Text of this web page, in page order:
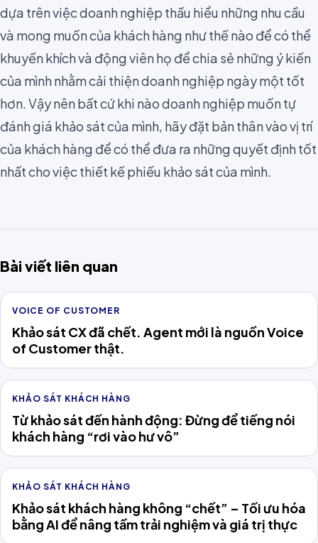
dựa trên việc doanh nghiệp thấu hiểu những nhu cầu
và mong muốn của khách hàng như thế nào để có thể
khuyến khích và động viên họ để chia sẻ những ý kiến
của mình nhằm cải thiện doanh nghiệp ngày một tốt
hơn. Vậy nên bất cứ khi nào doanh nghiệp muốntự
đánh giá khảo sátcủa mình, hãy đặt bản thân vào vị trí
của khách hàng để có thể đưa ra những quyết định tốt
nhất cho việcthiết kế phiếu khảo sátcủa mình.
Bài viết liên quan
VOICE OF CUSTOMER
Khảo sát CX đã chết. Agent mới là nguồn Voice
of Customer thật.
KHẢO SÁT KHÁCH HÀNG
Từ khảo sát đến hành động: Đừng để tiếng nói
khách hàng “rơi vào hư vô”
KHẢO SÁT KHÁCH HÀNG
Khảo sát khách hàng không “chết” – Tối ưu hóa
bằng AI để nâng tầm trải nghiệm và giá trị thực